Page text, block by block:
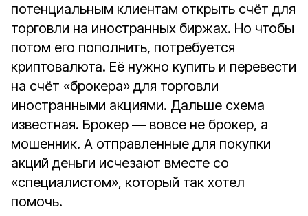
потенциальным клиентам открыть счёт для
торговли на иностранных биржах. Но чтобы
потом его пополнить, потребуется
криптовалюта. Её нужно купить и перевести
на счёт «брокера» для торговли
иностранными акциями. Дальше схема
известная. Брокер — вовсе не брокер, а
мошенник. А отправленные для покупки
акций деньги исчезают вместе со
«специалистом», который так хотел
помочь.